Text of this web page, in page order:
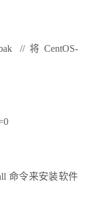
//将CentOS-
命令来安装软件